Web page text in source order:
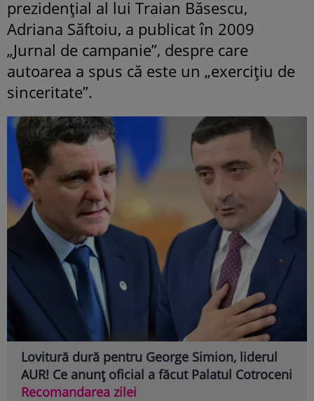
prezidenţial al lui Traian Băsescu,
Adriana Săftoiu, a publicat în 2009
„Jurnal de campanie”, despre care
autoarea a spus că este un „exerciţiu de
sinceritate”.
Lovitură dură pentru George Simion, liderul
AUR! Ce anunț oficial a făcut Palatul Cotroceni
Recomandarea zilei